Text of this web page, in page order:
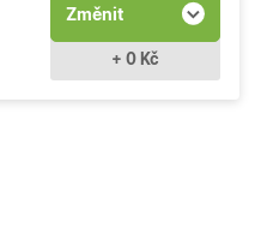
Změnit
+ 0 Kč